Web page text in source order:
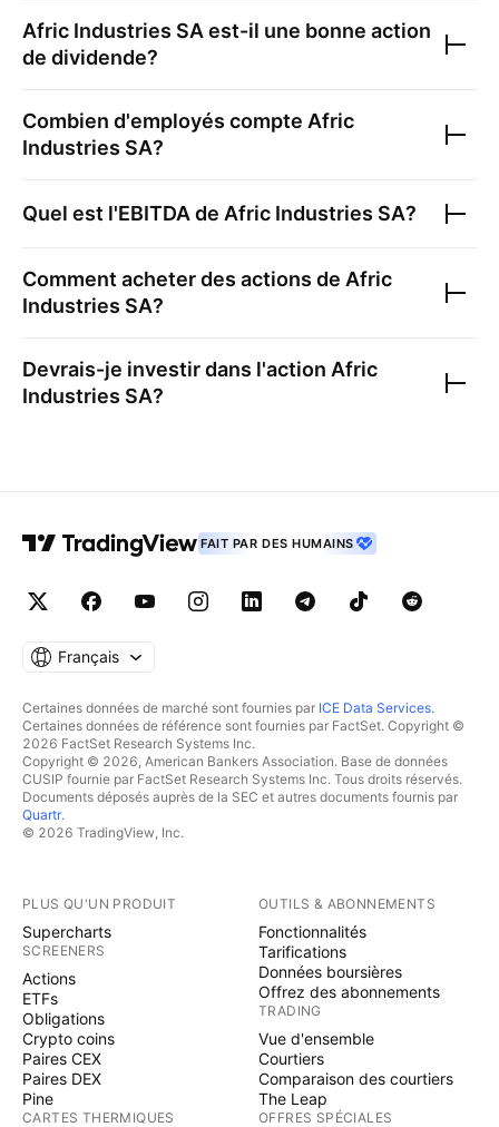
Afric Industries SA est-il une bonne action
de dividende?
Combien d'employés compte Afric
Industries SA?
Quel est l'EBITDA de Afric Industries SA?
Comment acheter des actions de Afric
Industries SA?
Devrais-je investir dans l'action Afric
Industries SA?
FAIT PAR DES HUMAINS
Français
Certaines données de marché sont fournies par ICE Data Services.
Certaines données de référence sont fournies par FactSet. Copyright ©
2026 FactSet Research Systems Inc.
Copyright © 2026, American Bankers Association. Base de données
CUSIP fournie par FactSet Research Systems Inc. Tous droits réservés.
Documents déposés auprès de la SEC et autres documents fournis par
Quartr.
© 2026 TradingView, Inc.
PLUS QU'UN PRODUIT
Supercharts
SCREENERS
Actions
ETFs
Obligations
Crypto coins
Paires CEX
Paires DEX
Pine
CARTES THERMIQUES
OUTILS & ABONNEMENTS
Fonctionnalités
Tarifications
Données boursières
Offrez des abonnements
TRADING
Vue d'ensemble
Courtiers
Comparaison des courtiers
The Leap
OFFRES SPÉCIALES